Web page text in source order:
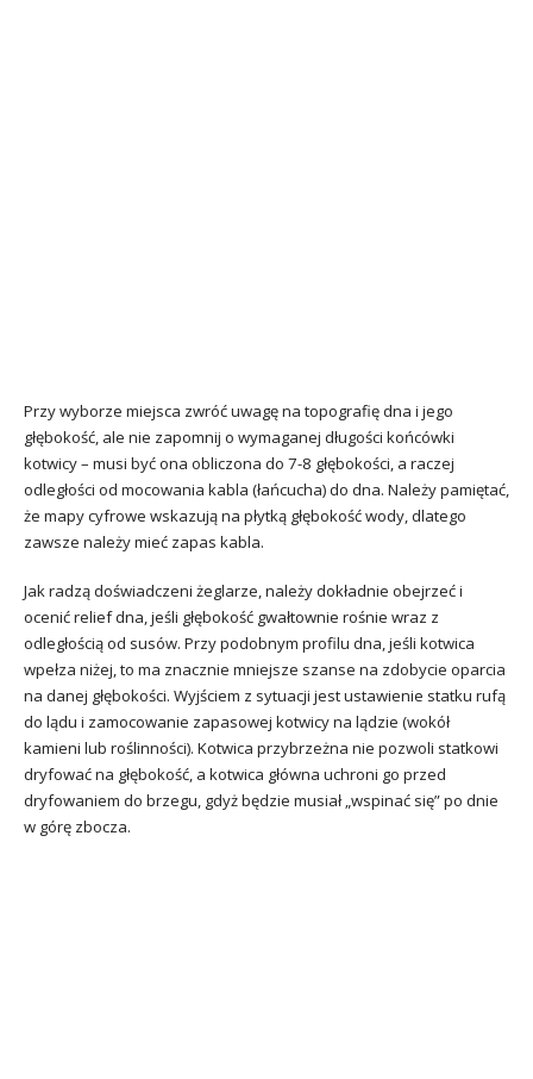
Przy wyborze miejsca zwróć uwagę na topografię dna i jego
głębokość, ale nie zapomnij o wymaganej długości końcówki
kotwicy – musi być ona obliczona do 7-8 głębokości, a raczej
odległości od mocowania kabla (łańcucha) do dna. Należy pamiętać,
że mapy cyfrowe wskazują na płytką głębokość wody, dlatego
zawsze należy mieć zapas kabla.
Jak radzą doświadczeni żeglarze, należy dokładnie obejrzeć i
ocenić relief dna, jeśli głębokość gwałtownie rośnie wraz z
odległością od susów. Przy podobnym profilu dna, jeśli kotwica
wpełza niżej, to ma znacznie mniejsze szanse na zdobycie oparcia
na danej głębokości. Wyjściem z sytuacji jest ustawienie statku rufą
do lądu i zamocowanie zapasowej kotwicy na lądzie (wokół
kamieni lub roślinności). Kotwica przybrzeżna nie pozwoli statkowi
dryfować na głębokość, a kotwica główna uchroni go przed
dryfowaniem do brzegu, gdyż będzie musiał „wspinać się” po dnie
w górę zbocza.